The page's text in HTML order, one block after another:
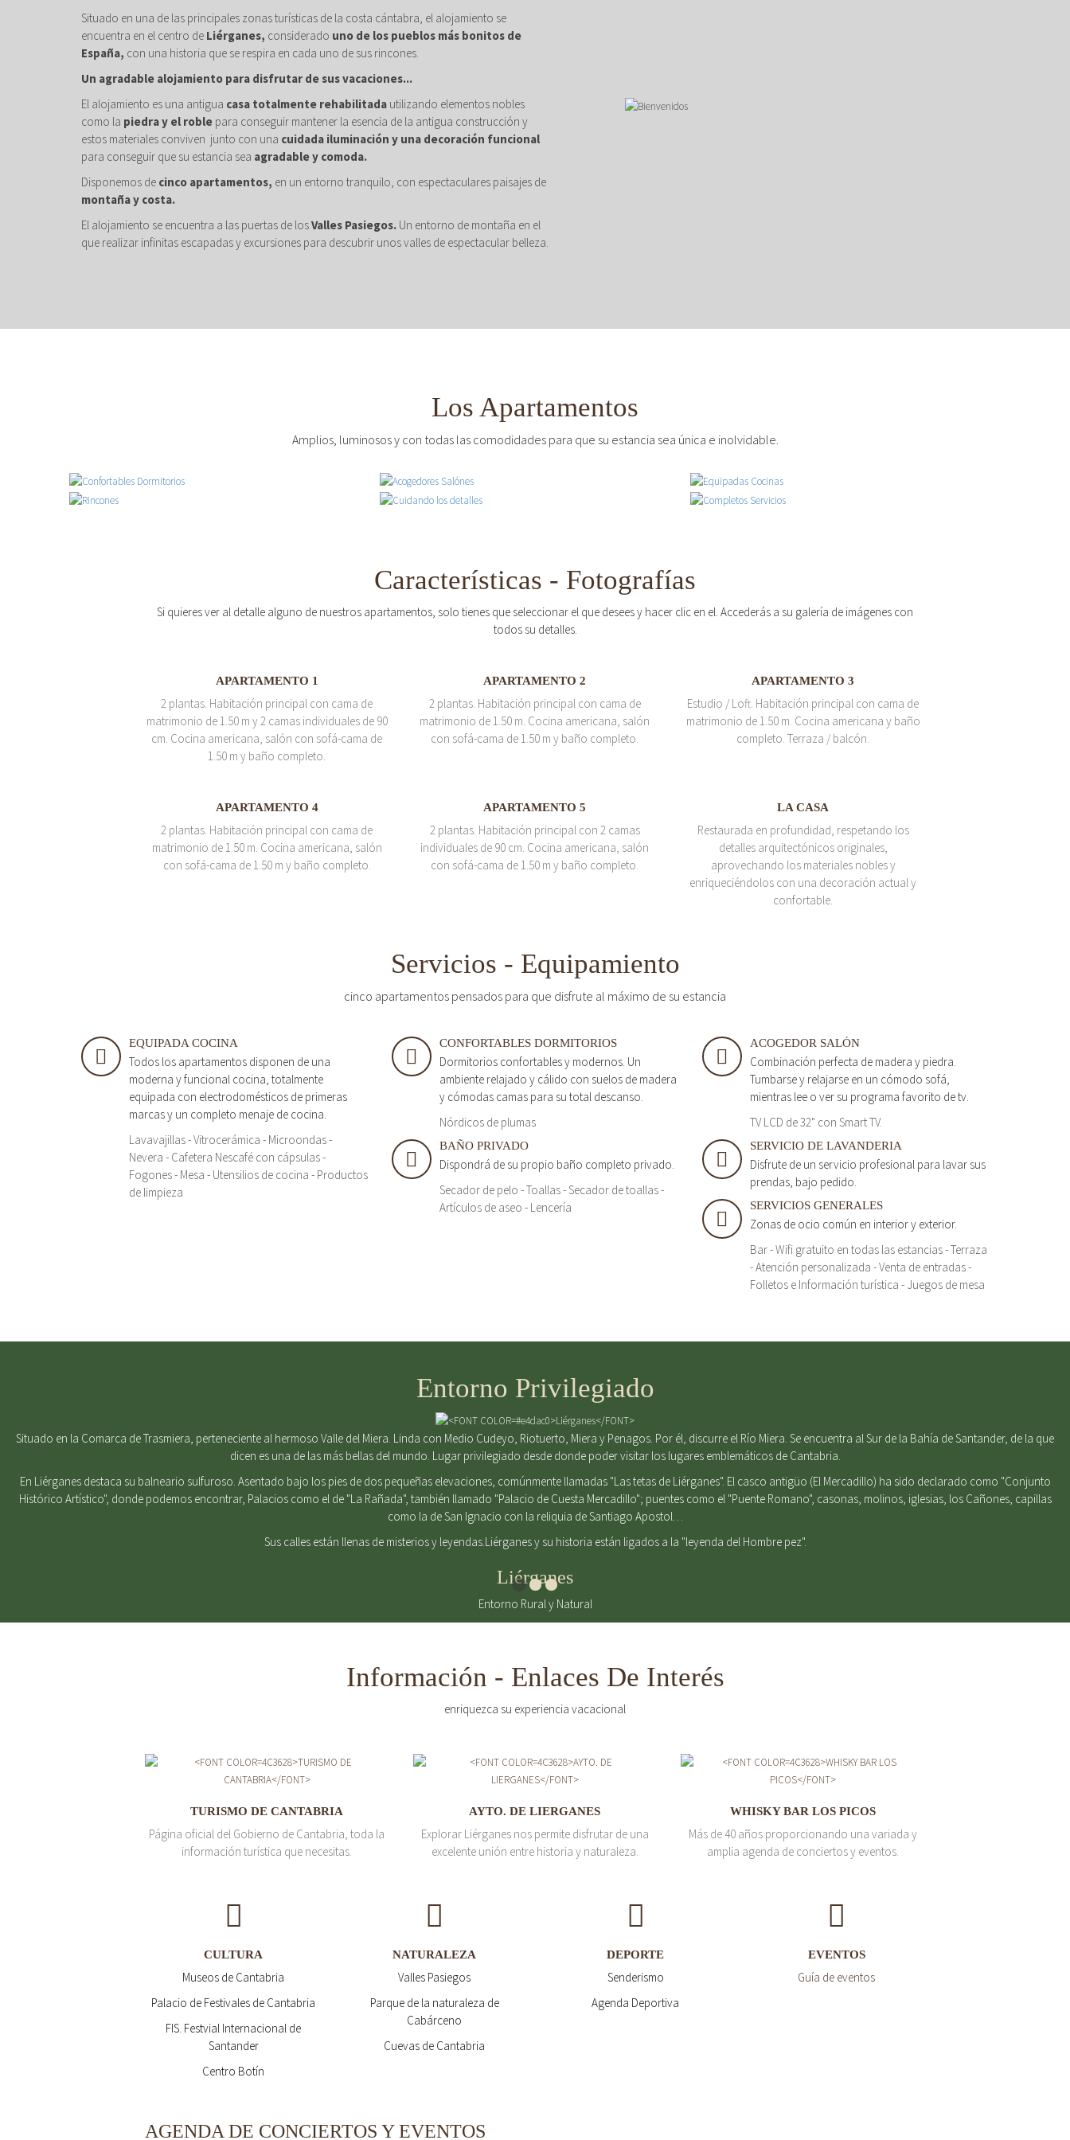
Situado en una de las principales zonas turísticas de la costa cántabra, el alojamiento se
encuentra en el centro de Liérganes, considerado uno de los pueblos más bonitos de
España, con una historia que se respira en cada uno de sus rincones.
Un agradable alojamiento para disfrutar de sus vacaciones...
El alojamiento es una antigua casa totalmente rehabilitada utilizando elementos nobles
como la piedra y el roble para conseguir mantener la esencia de la antigua construcción y
estos materiales conviven junto con una cuidada iluminación y una decoración funcional
para conseguir que su estancia sea agradable y comoda.
Disponemos de cinco apartamentos, en un entorno tranquilo, con espectaculares paisajes de
montaña y costa.
El alojamiento se encuentra a las puertas de losValles Pasiegos. Un entorno de montaña en el
que realizar infinitas escapadas y excursiones para descubrir unos valles de espectacular belleza.
Los Apartamentos
Amplios, luminosos y con todas las comodidades para que su estancia sea única e inolvidable.
Características - Fotografías
Si quieres ver al detalle alguno de nuestros apartamentos, solo tienes que seleccionar el que desees y hacer clic en el. Accederás a su galería de imágenes con
todos su detalles.
APARTAMENTO 1
2 plantas. Habitación principal con cama de
matrimonio de 1.50 m y 2 camas individuales de 90
cm. Cocina americana, salón con sofá-cama de
1.50 m y baño completo.
APARTAMENTO 2
2 plantas. Habitación principal con cama de
matrimonio de 1.50 m. Cocina americana, salón
con sofá-cama de 1.50 m y baño completo.
APARTAMENTO 3
Estudio / Loft. Habitación principal con cama de
matrimonio de 1.50 m. Cocina americana y baño
completo. Terraza / balcón.
APARTAMENTO 4
2 plantas. Habitación principal con cama de
matrimonio de 1.50 m. Cocina americana, salón
con sofá-cama de 1.50 m y baño completo.
APARTAMENTO 5
2 plantas. Habitación principal con 2 camas
individuales de 90 cm. Cocina americana, salón
con sofá-cama de 1.50 m y baño completo.
LA CASA
Restaurada en profundidad, respetando los
detalles arquitectónicos originales,
aprovechando los materiales nobles y
enriqueciéndolos con una decoración actual y
confortable.
Servicios - Equipamiento
cinco apartamentos pensados para que disfrute al máximo de su estancia
EQUIPADA COCINA
Todos los apartamentos disponen de una
moderna y funcional cocina, totalmente
equipada con electrodomésticos de primeras
marcas y un completo menaje de cocina.
Lavavajillas - Vitrocerámica - Microondas -
Nevera - Cafetera Nescafé con cápsulas -
Fogones - Mesa - Utensilios de cocina - Productos
de limpieza
CONFORTABLES DORMITORIOS
Dormitorios confortables y modernos. Un
ambiente relajado y cálido con suelos de madera
y cómodas camas para su total descanso.
Nórdicos de plumas
ACOGEDOR SALÓN
Combinación perfecta de madera y piedra.
Tumbarse y relajarse en un cómodo sofá,
mientras lee o ver su programa favorito de tv.
TV LCD de 32" con Smart TV.
BAÑO PRIVADO
Dispondrá de su propio baño completo privado.
Secador de pelo - Toallas - Secador de toallas -
Artículos de aseo - Lencería
SERVICIO DE LAVANDERIA
Disfrute de un servicio profesional para lavar sus
prendas, bajo pedido.
SERVICIOS GENERALES
Zonas de ocio común en interior y exterior.
Bar - Wifi gratuito en todas las estancias - Terraza
- Atención personalizada - Venta de entradas -
Folletos e Información turística - Juegos de mesa
Entorno Privilegiado
Situado en la Comarca de Trasmiera, perteneciente al hermoso Valle del Miera. Linda con Medio Cudeyo, Riotuerto, Miera y Penagos. Por él, discurre el Río Miera. Se encuentra al Sur de la Bahía de Santander, de la que
dicen es una de las más bellas del mundo. Lugar privilegiado desde donde poder visitar los lugares emblemáticos de Cantabria.
En Liérganes destaca su balneario sulfuroso. Asentado bajo los pies de dos pequeñas elevaciones, comúnmente llamadas "Las tetas de Liérganes". El casco antigüo (El Mercadillo) ha sido declarado como "Conjunto
Histórico Artístico", donde podemos encontrar, Palacios como el de "La Rañada", también llamado "Palacio de Cuesta Mercadillo"; puentes como el "Puente Romano", casonas, molinos, iglesias, los Cañones, capillas
como la de San Ignacio con la reliquia de Santiago Apostol…
Sus calles están llenas de misterios y leyendas.Liérganes y su historia están ligados a la "leyenda del Hombre pez".
Liérganes
Entorno Rural y Natural
Información - Enlaces De Interés
enriquezca su experiencia vacacional
TURISMO DE CANTABRIA
Página oficial del Gobierno de Cantabria, toda la
información turística que necesitas.
AYTO. DE LIERGANES
Explorar Liérganes nos permite disfrutar de una
excelente unión entre historia y naturaleza.
WHISKY BAR LOS PICOS
Más de 40 años proporcionando una variada y
amplia agenda de conciertos y eventos.
CULTURA
Museos de Cantabria
Palacio de Festivales de Cantabria
FIS. Festvial Internacional de
Santander
Centro Botín
NATURALEZA
Valles Pasiegos
Parque de la naturaleza de
Cabárceno
Cuevas de Cantabria
DEPORTE
Senderismo
Agenda Deportiva
EVENTOS
Guía de eventos
AGENDA DE CONCIERTOS Y EVENTOS